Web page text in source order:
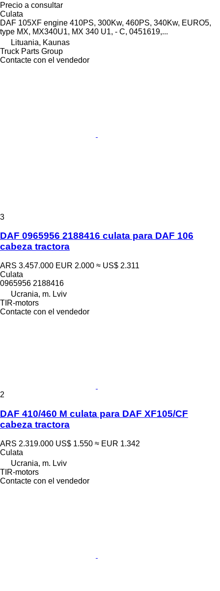
Precio a consultar
Culata
DAF 105XF engine 410PS, 300Kw, 460PS, 340Kw, EURO5,
type MX, MX340U1, MX 340 U1, - C, 0451619,...
Lituania, Kaunas
Truck Parts Group
Contacte con el vendedor
3
DAF 0965956 2188416 culata para DAF 106
cabeza tractora
ARS 3.457.000 EUR 2.000 ≈ US$ 2.311
Culata
0965956 2188416
Ucrania, m. Lviv
TIR-motors
Contacte con el vendedor
2
DAF 410/460 M culata para DAF XF105/CF
cabeza tractora
ARS 2.319.000 US$ 1.550 ≈ EUR 1.342
Culata
Ucrania, m. Lviv
TIR-motors
Contacte con el vendedor